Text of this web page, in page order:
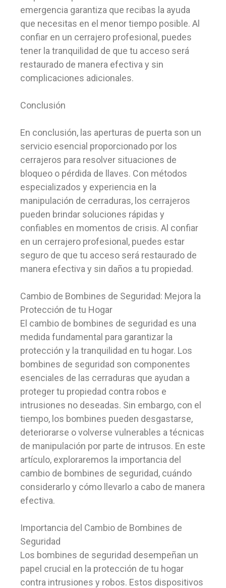
emergencia garantiza que recibas la ayuda
que necesitas en el menor tiempo posible. Al
confiar en un cerrajero profesional, puedes
tener la tranquilidad de que tu acceso será
restaurado de manera efectiva y sin
complicaciones adicionales.
Conclusión
En conclusión, las aperturas de puerta son un
servicio esencial proporcionado por los
cerrajeros para resolver situaciones de
bloqueo o pérdida de llaves. Con métodos
especializados y experiencia en la
manipulación de cerraduras, los cerrajeros
pueden brindar soluciones rápidas y
confiables en momentos de crisis. Al confiar
en un cerrajero profesional, puedes estar
seguro de que tu acceso será restaurado de
manera efectiva y sin daños a tu propiedad.
Cambio de Bombines de Seguridad: Mejora la
Protección de tu Hogar
El cambio de bombines de seguridad es una
medida fundamental para garantizar la
protección y la tranquilidad en tu hogar. Los
bombines de seguridad son componentes
esenciales de las cerraduras que ayudan a
proteger tu propiedad contra robos e
intrusiones no deseadas. Sin embargo, con el
tiempo, los bombines pueden desgastarse,
deteriorarse o volverse vulnerables a técnicas
de manipulación por parte de intrusos. En este
artículo, exploraremos la importancia del
cambio de bombines de seguridad, cuándo
considerarlo y cómo llevarlo a cabo de manera
efectiva.
Importancia del Cambio de Bombines de
Seguridad
Los bombines de seguridad desempeñan un
papel crucial en la protección de tu hogar
contra intrusiones y robos. Estos dispositivos